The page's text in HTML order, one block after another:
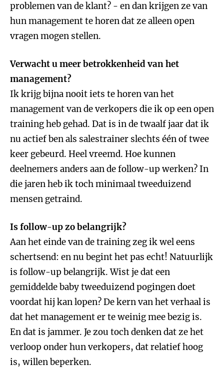
problemen van de klant? - en dan krijgen ze van
hun management te horen dat ze alleen open
vragen mogen stellen.
Verwacht u meer betrokkenheid van het
management?
Ik krijg bijna nooit iets te horen van het
management van de verkopers die ik op een open
training heb gehad. Dat is in de twaalf jaar dat ik
nu actief ben als salestrainer slechts één of twee
keer gebeurd. Heel vreemd. Hoe kunnen
deelnemers anders aan de follow-up werken? In
die jaren heb ik toch minimaal tweeduizend
mensen getraind.
Is follow-up zo belangrijk?
Aan het einde van de training zeg ik wel eens
schertsend: en nu begint het pas echt! Natuurlijk
is follow-up belangrijk. Wist je dat een
gemiddelde baby tweeduizend pogingen doet
voordat hij kan lopen? De kern van het verhaal is
dat het management er te weinig mee bezig is.
En dat is jammer. Je zou toch denken dat ze het
verloop onder hun verkopers, dat relatief hoog
is, willen beperken.